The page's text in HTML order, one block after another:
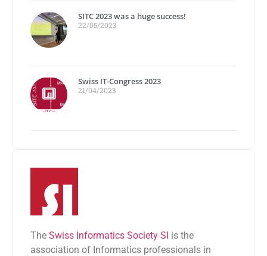
SITC 2023 was a huge success!
22/05/2023
Swiss IT-Congress 2023
21/04/2023
The Swiss Informatics Society SI is the
association of Informatics professionals in